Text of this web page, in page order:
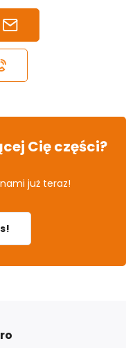
Cię części?
już teraz!